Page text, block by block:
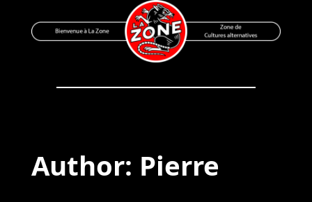
to
Bienvenue à La Zone
Zone de Cultures Alternatives
Author: Pierre